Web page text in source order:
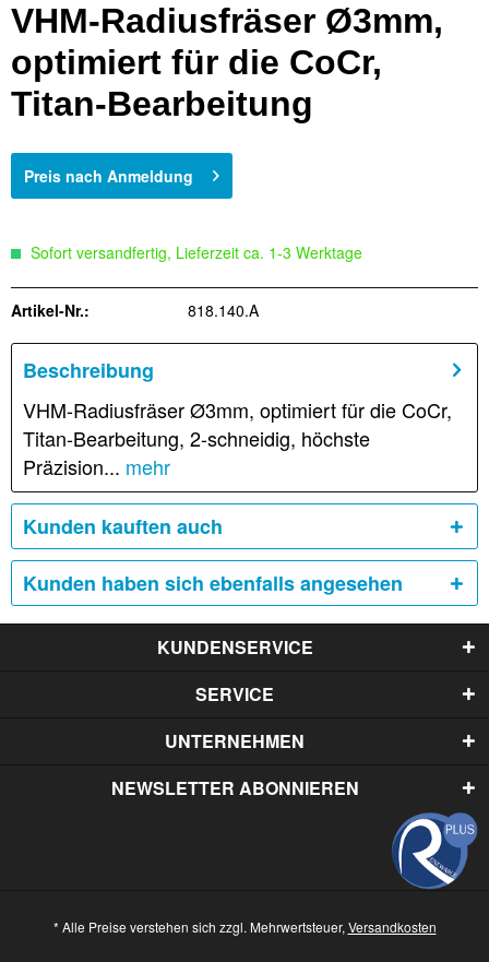
VHM-Radiusfräser Ø3mm,
optimiert für die CoCr,
Titan-Bearbeitung
Preis nach Anmeldung
Sofort versandfertig, Lieferzeit ca. 1-3 Werktage
Artikel-Nr.: 818.140.A
Beschreibung
VHM-Radiusfräser Ø3mm, optimiert für die CoCr,
Titan-Bearbeitung, 2-schneidig, höchste
Präzision... mehr
Kunden kauften auch
Kunden haben sich ebenfalls angesehen
KUNDENSERVICE
SERVICE
UNTERNEHMEN
NEWSLETTER ABONNIEREN
* Alle Preise verstehen sich zzgl. Mehrwertsteuer, Versandkosten